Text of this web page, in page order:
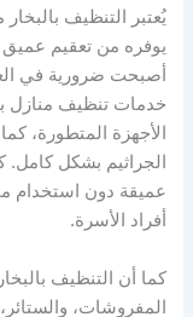
يُعتبر التنظيف
يوفره من تعقيم عميق
أصبحت ضرورية في
خدمات تنظيف منازل
الأجهزة المتطورة،
الجراثيم بشكل
عميقة دون استخدام
أفراد الأسرة.
كما أن التنظيف
المفروشات،